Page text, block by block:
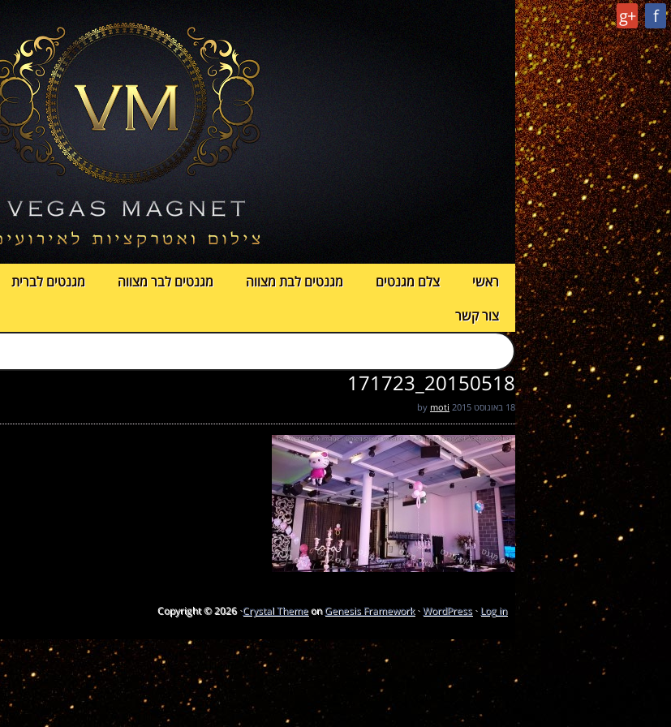
g+ f
ראשי צלם מגנטים מגנטים לבת מצווה מגנטים לבר מצווה מגנטים לברית
צור קשר
20150518_171723
18 באוגוסט 2015 moti
Copyright © 2026 ·Crystal ThemeonGenesis Framework·WordPress· Log in